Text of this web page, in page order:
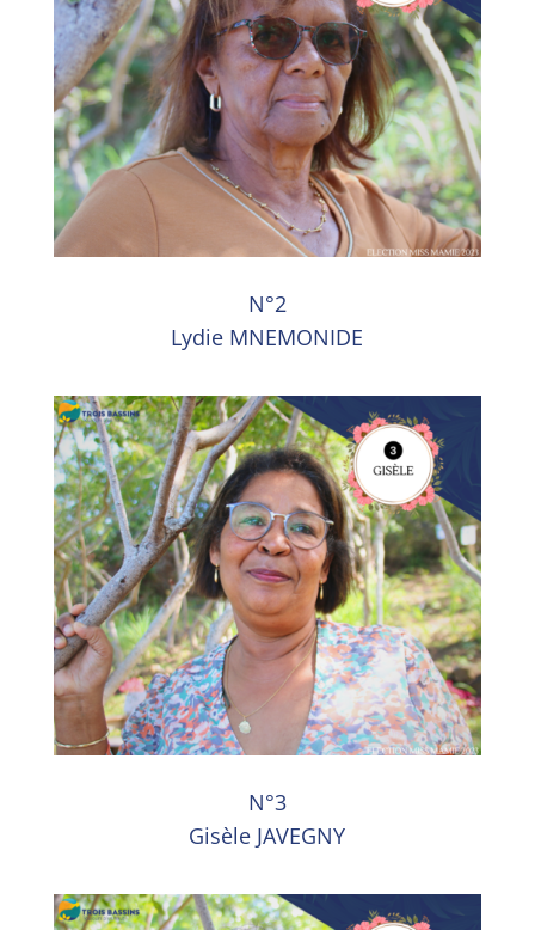
N°2
Lydie MNEMONIDE
N°3
Gisèle JAVEGNY